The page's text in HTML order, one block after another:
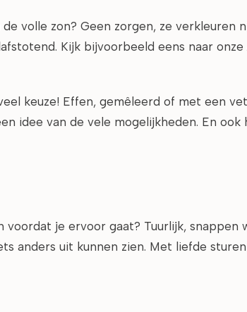
volle zon? Geen zorgen, ze verkleuren
Kijk bijvoorbeeld eens naar
keuze! Effen, gemêleerd of met een
idee van de vele mogelijkheden. En ook
je ervoor gaat? Tuurlijk, snappen
anders uit kunnen zien. Met liefde